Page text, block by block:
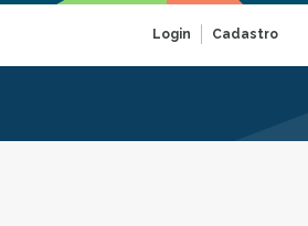
Login Cadastro